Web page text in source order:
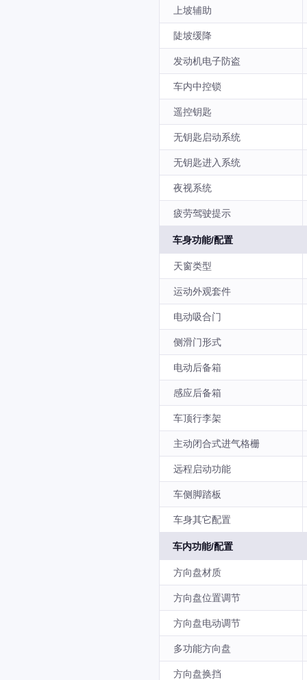
上坡辅助
陡坡缓降
发动机电子防盗
车内中控锁
遥控钥匙
无钥匙启动系统
无钥匙进入系统
夜视系统
疲劳驾驶提示
车身功能/配置
天窗类型
运动外观套件
电动吸合门
侧滑门形式
电动后备箱
感应后备箱
车顶行李架
主动闭合式进气格栅
远程启动功能
车侧脚踏板
车身其它配置
车内功能/配置
方向盘材质
方向盘位置调节
方向盘电动调节
多功能方向盘
方向盘换挡